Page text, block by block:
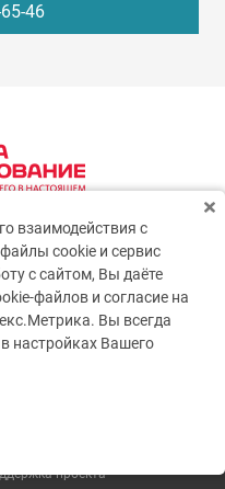
46
проекта
взаимодействия с
cookie и сервис
с сайтом, Вы даёте
файлов и согласие на
Вы всегда
настройках Вашего